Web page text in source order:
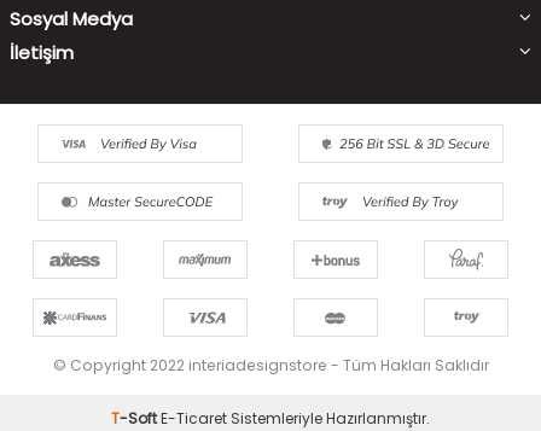
Sosyal Medya
İletişim
© Copyright 2022 interiadesignstore - Tüm Hakları Saklıdır
T-SoftE-Ticaret Sistemleriyle Hazırlanmıştır.